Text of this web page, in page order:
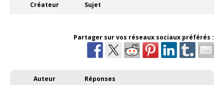
Créateur Sujet
Partager sur vos réseaux sociaux préférés :
Auteur Réponses